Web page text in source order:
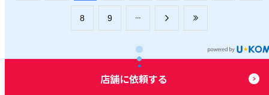
​8 ​9
店舗に依頼する